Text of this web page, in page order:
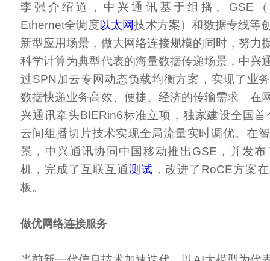
李强介绍道，中兴通讯基于组播、GSE（
Ethernet全调度以太网技术方案）和数据专线等
新型应用场景，做大网络连接规模的同时，努力
科学计算为典型代表的海量数据传递场景，中兴
过SPN加云专网动态负载均衡方案，实现了业
数据快递业务高效、便捷、经济的传输需求。在
兴通讯牵头BIERin6标准立项，独家建设全国
云间组播切片技术实现全局流量实时调优。在
景，中兴通讯协同中国移动推出GSE，并发
机，完成了互联互通测试 ，改进了RoCE方案
板。
做优网络连接服务